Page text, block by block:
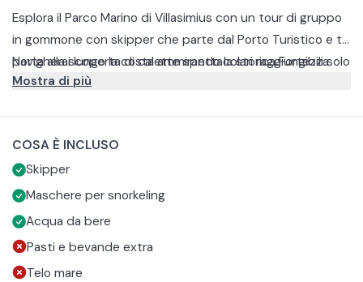
Esplora il Parco Marino di Villasimius con un tour di gruppo
in gommone con skipper che parte dal Porto Turistico e ti
porta alla scoperta di calette spettacolari raggiungibili solo
via mare.
Navigherai lungo la costa ammirando la storica Fortezza
Vecchia, Cala Caterina e il promontorio di Capo Carbonara,
paradiso di sabbia bianca dove potrai anche fare
snorkeling con maschera inclusa per osservare la Madonna
del Naufrago sommersa.
tempo a disposizione per scendere in spiaggia e goderti il
panorama.
L’ultima tappa sarà scelta dallo skipper in base alle
condizioni meteo tra acque turchesi delle Piscine di
Venere oppure la spiaggia di Cuccureddus
Mostra di più
COSA È INCLUSO
Skipper
Maschere per snorkeling
Acqua da bere
Pasti e bevande extra
Telo mare